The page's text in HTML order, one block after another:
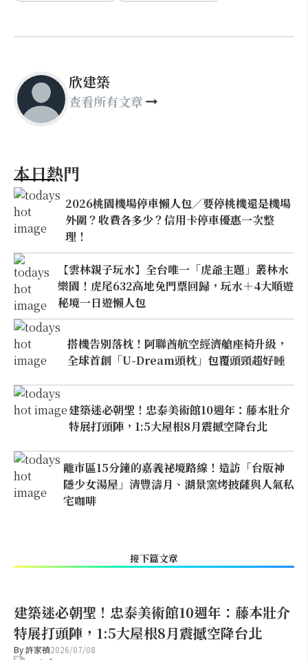
欣建築
查看所有文章
本日熱門
2026桃園機場停車懶人包／要停桃機還是機場
外圍？收費各多少？信用卡停車優惠一次整
理！
【雲林親子玩水】全台唯一「虎爺主題」叢林水
樂園！虎尾632高地免門票回歸，玩水＋4大順遊
秘境一日遊懶人包
搭機告別落枕！阿聯酋航空經濟艙座椅升級，
全球首創「U-Dream頭枕」包覆頭頸超好睡
建築迷必朝聖！忠泰美術館10週年：藤本壯介
特展打頭陣，1:5大屋根8月震撼空降台北
離市區15分鐘的嘉義祕境路線！造訪「台版神
隱少女湯屋」清豐濤月、湖景窯烤披薩與人氣私
宅咖啡
接下篇文章
建築迷必朝聖！忠泰美術館10週年：藤本壯介
特展打頭陣，1:5大屋根8月震撼空降台北
By許家禎2026/07/08